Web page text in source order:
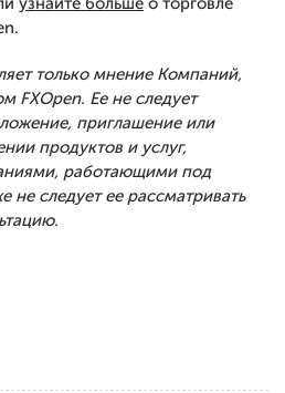
только мнение Компаний,
FXOpen. Ее не следует
приглашение или
продуктов и услуг,
работающими под
не следует ее рассматривать